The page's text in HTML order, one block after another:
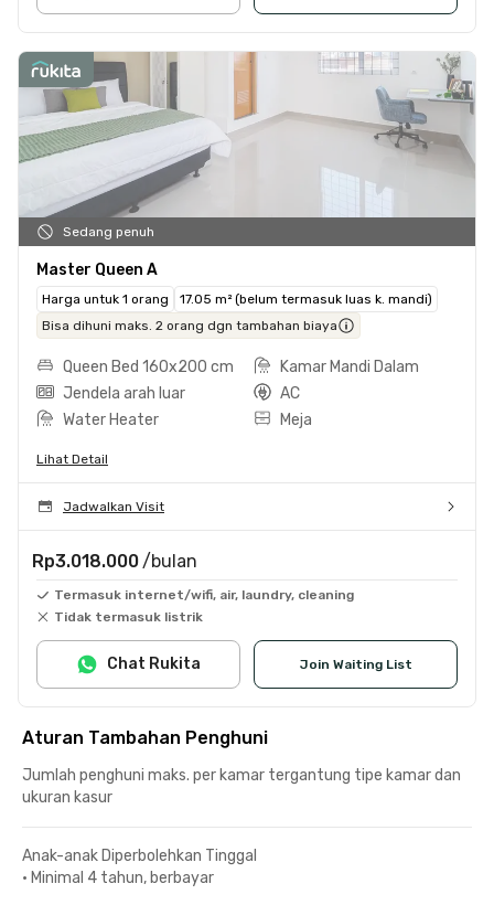
Sedang penuh
Master Queen A
Harga untuk 1 orang
17.05 m² (belum termasuk luas k. mandi)
Bisa dihuni maks. 2 orang dgn tambahan biaya
Queen Bed 160x200 cm
Kamar Mandi Dalam
Jendela arah luar
AC
Water Heater
Meja
Lihat Detail
Jadwalkan Visit
Rp3.018.000 /bulan
Termasuk internet/wifi, air, laundry, cleaning
Tidak termasuk listrik
Join Waiting List
Chat Rukita
Aturan Tambahan Penghuni
Jumlah penghuni maks. per kamar tergantung tipe kamar dan
ukuran kasur
Anak-anak Diperbolehkan Tinggal
• Minimal 4 tahun, berbayar